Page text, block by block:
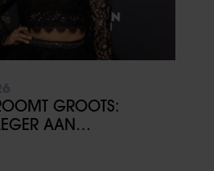
GROOTS:
AAN